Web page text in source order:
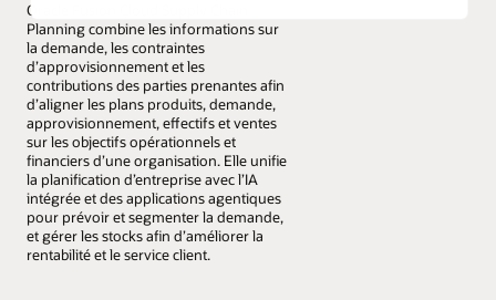
Oracle Fusion Cloud Supply Chain
Planning combine les informations sur
la demande, les contraintes
d’approvisionnement et les
contributions des parties prenantes afin
d’aligner les plans produits, demande,
approvisionnement, effectifs et ventes
sur les objectifs opérationnels et
financiers d’une organisation. Elle unifie
la planification d’entreprise avec l’IA
intégrée et des applications agentiques
pour prévoir et segmenter la demande,
et gérer les stocks afin d’améliorer la
rentabilité et le service client.